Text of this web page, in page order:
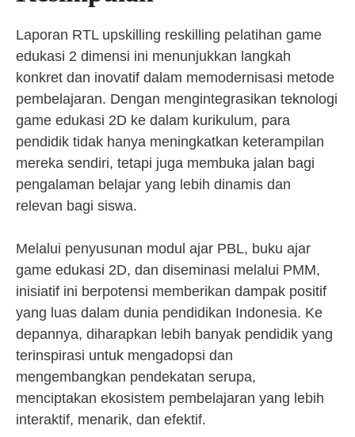
Laporan RTL upskilling reskilling pelatihan game
edukasi 2 dimensi ini menunjukkan langkah
konkret dan inovatif dalam memodernisasi metode
pembelajaran. Dengan mengintegrasikan teknologi
game edukasi 2D ke dalam kurikulum, para
pendidik tidak hanya meningkatkan keterampilan
mereka sendiri, tetapi juga membuka jalan bagi
pengalaman belajar yang lebih dinamis dan
relevan bagi siswa.
Melalui penyusunan modul ajar PBL, buku ajar
game edukasi 2D, dan diseminasi melalui PMM,
inisiatif ini berpotensi memberikan dampak positif
yang luas dalam dunia pendidikan Indonesia. Ke
depannya, diharapkan lebih banyak pendidik yang
terinspirasi untuk mengadopsi dan
mengembangkan pendekatan serupa,
menciptakan ekosistem pembelajaran yang lebih
interaktif, menarik, dan efektif.